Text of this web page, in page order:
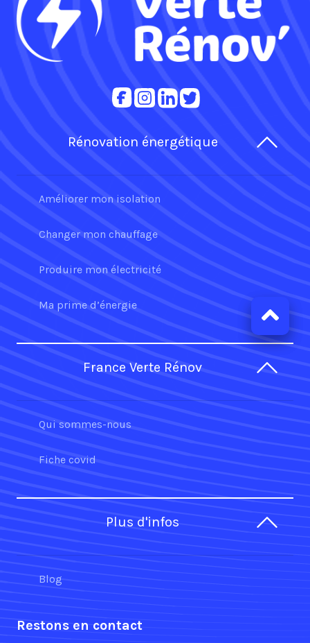
Rénovation énergétique
Améliorer mon isolation
Changer mon chauffage
Produire mon électricité
Ma prime d’énergie
France Verte Rénov
Qui sommes-nous
Fiche covid
Plus d'infos
Blog
Restons en contact